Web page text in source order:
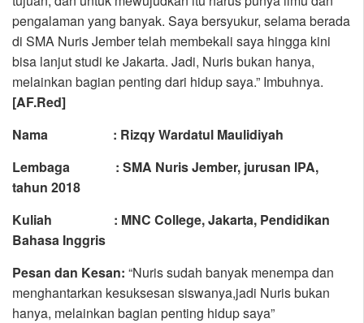
pengalaman yang banyak. Saya bersyukur, selama berada
di SMA Nuris Jember telah membekali saya hingga kini
bisa lanjut studi ke Jakarta. Jadi, Nuris bukan hanya,
melainkan bagian penting dari hidup saya.” Imbuhnya.
[AF.Red]
Nama : Rizqy Wardatul Maulidiyah
Lembaga : SMA Nuris Jember, jurusan IPA,
tahun 2018
Kuliah : MNC College, Jakarta, Pendidikan
Bahasa Inggris
Pesan dan Kesan: “Nuris sudah banyak menempa dan
menghantarkan kesuksesan siswanya,jadi Nuris bukan
hanya, melainkan bagian penting hidup saya”